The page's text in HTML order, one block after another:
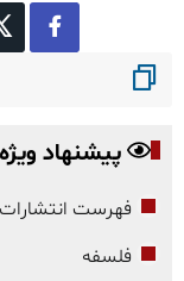
پیشنهاد ویژه
فهرست انتشارات
فلسفه